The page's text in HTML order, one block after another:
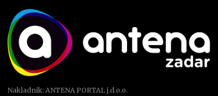
Nakladnik: ANTENA PORTAL j.d.o.o.